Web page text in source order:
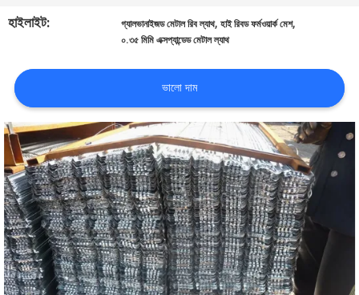
উদ্ধৃতির
জন্য
আবেদন
সাইট
ম্যাপ
PRIVACY
POLICY
হাইলাইট:
গ্যালভানাইজড মেটাল রিব ল্যাথ,হাই রিবড ফর্মওয়ার্ক মেশ,
০.৩৫ মিমি এক্সপ্যান্ডেড মেটাল ল্যাথ
ভালো দাম